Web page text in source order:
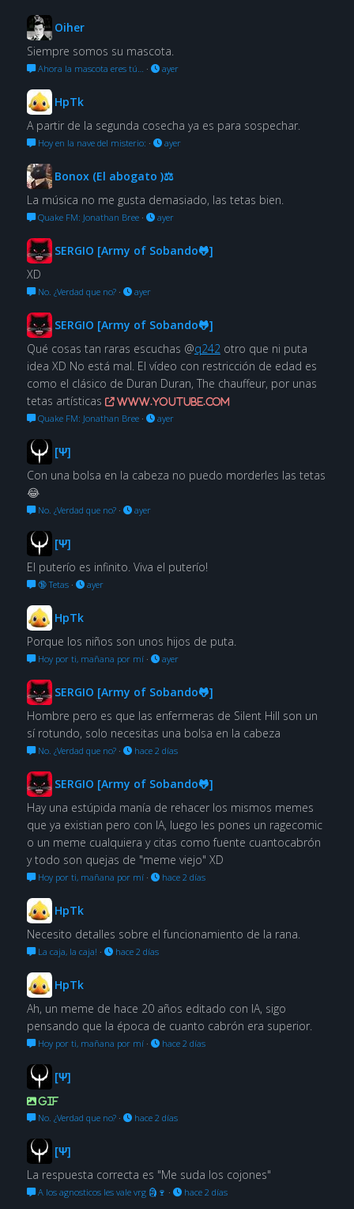
Oiher
Siempre somos su mascota.
Ahora la mascota eres tú… · ayer
HpTk
A partir de la segunda cosecha ya es para sospechar.
Hoy en la nave del misterio: · ayer
Bonox (El abogato )⚖
La música no me gusta demasiado, las tetas bien.
Quake FM: Jonathan Bree· ayer
SERGIO [Army of Sobando🐸]
XD
No. ¿Verdad que no?· ayer
SERGIO [Army of Sobando🐸]
Qué cosas tan raras escuchas @q242 otro que ni puta
idea XD No está mal. El vídeo con restricción de edad es
como el clásico de Duran Duran, The chauffeur, por unas
tetas artísticas
www.youtube.com
Quake FM: Jonathan Bree· ayer
[Ψ]
Con una bolsa en la cabeza no puedo morderles las tetas
😂
No. ¿Verdad que no?· ayer
[Ψ]
El puterío es infinito. Viva el puterío!
🔞 Tetas· ayer
HpTk
Porque los niños son unos hijos de puta.
Hoy por ti, mañana por mí· ayer
SERGIO [Army of Sobando🐸]
Hombre pero es que las enfermeras de Silent Hill son un
sí rotundo, solo necesitas una bolsa en la cabeza
No. ¿Verdad que no?· hace 2 días
SERGIO [Army of Sobando🐸]
Hay una estúpida manía de rehacer los mismos memes
que ya existian pero con IA, luego les pones un ragecomic
o un meme cualquiera y citas como fuente cuantocabrón
y todo son quejas de "meme viejo" XD
Hoy por ti, mañana por mí· hace 2 días
HpTk
Necesito detalles sobre el funcionamiento de la rana.
La caja, la caja! · hace 2 días
HpTk
Ah, un meme de hace 20 años editado con IA, sigo
pensando que la época de cuanto cabrón era superior.
Hoy por ti, mañana por mí· hace 2 días
[Ψ]
GIF
No. ¿Verdad que no?· hace 2 días
[Ψ]
La respuesta correcta es "Me suda los cojones"
A los agnosticos les vale vrg 🗿🍷 · hace 2 días